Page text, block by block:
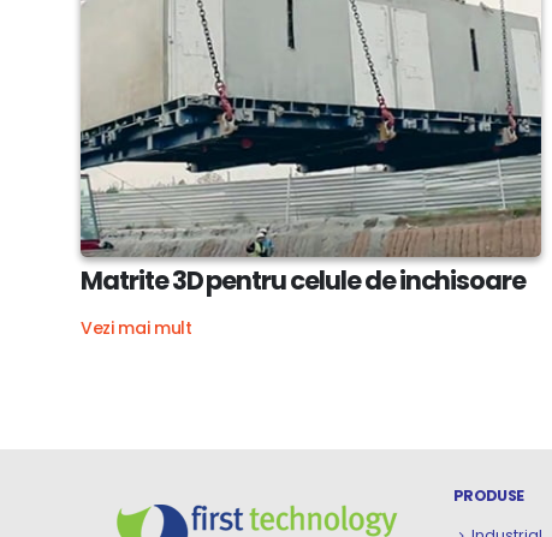
Matrite 3D pentru celule de inchisoare
Vezi mai mult
PRODUSE